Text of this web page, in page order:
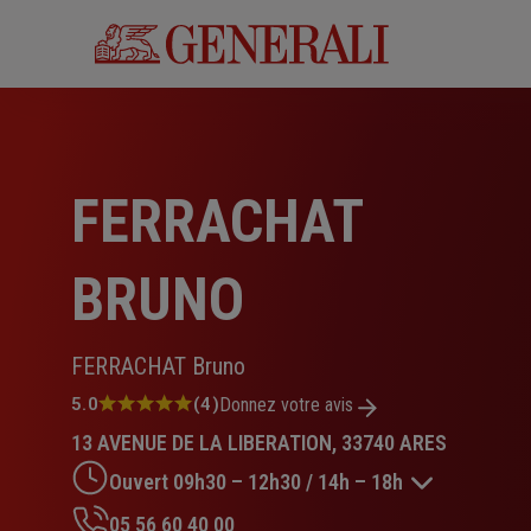
FERRACHAT
BRUNO
FERRACHAT Bruno
Note
5.0
sur
5
étoiles
5.0 (4)Donnez votre avis
13 AVENUE DE LA LIBERATION, 33740 ARES
Ouvert 09h30 – 12h30 / 14h – 18h
05 56 60 40 00